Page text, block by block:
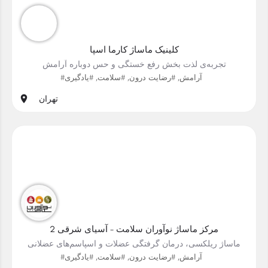
کلینیک ماساژ کارما اسپا
تجربه‌ی لذت بخش رفع خستگی و حس دوباره آرامش
#آرامش, #رضایت درون, #سلامت, #یادگیری
تهران
مرکز ماساژ نوآوران سلامت - آسیای شرقی 2
ماساژ ریلکسی، درمان گرفتگی عضلات و اسپاسم‌های عضلانی
#آرامش, #رضایت درون, #سلامت, #یادگیری